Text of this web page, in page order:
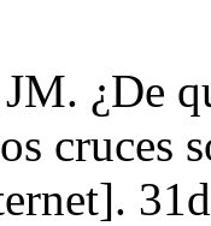
¿De
cruces